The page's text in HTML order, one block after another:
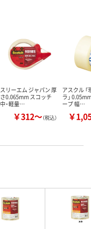
スリーエム ジャパン 厚
さ0.065mm スコッチ
中・軽量…
￥312～（税込）
アスクル
ラ」
ープ 幅…
￥